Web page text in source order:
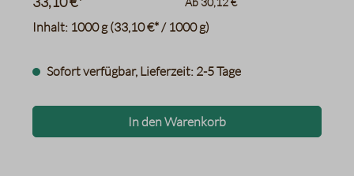
Inhalt: 1000 g(33,10 €* / 1000 g)
Sofort verfügbar, Lieferzeit: 2-5 Tage
In den Warenkorb